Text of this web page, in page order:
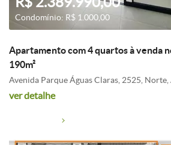
Condomínio: R$ 1.000,00
Apartamento com 4 quartos à venda
190m²
Avenida Parque Águas Claras, 2525, Norte,
ver detalhe